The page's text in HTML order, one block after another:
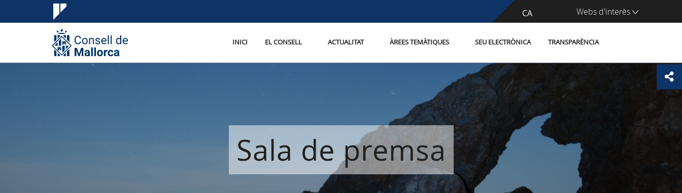
CA
ES Webs d'interès
INICI EL CONSELL ACTUALITAT ÀREES TEMÀTIQUES SEU ELECTRÒNICA TRANSPARÈNCIA
Sala de premsa